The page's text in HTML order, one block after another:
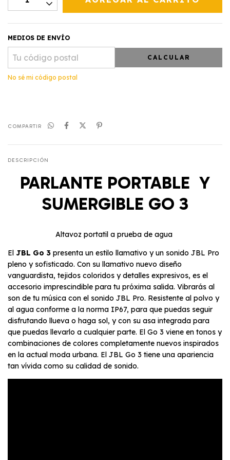
MEDIOS DE ENVÍO
CALCULAR
No sé mi código postal
COMPARTIR
DESCRIPCIÓN
PARLANTE PORTABLE Y
SUMERGIBLE GO 3
Altavoz portatil a prueba de agua
El JBL Go 3 presenta un estilo llamativo y un sonido JBL Pro
pleno y sofisticado. Con su llamativo nuevo diseño
vanguardista, tejidos coloridos y detalles expresivos, es el
accesorio imprescindible para tu próxima salida. Vibrarás al
son de tu música con el sonido JBL Pro. Resistente al polvo y
al agua conforme a la norma IP67, para que puedas seguir
disfrutando llueva o haga sol, y con su asa integrada para
que puedas llevarlo a cualquier parte. El Go 3 viene en tonos y
combinaciones de colores completamente nuevos inspirados
en la actual moda urbana. El JBL Go 3 tiene una apariencia
tan vívida como su calidad de sonido.